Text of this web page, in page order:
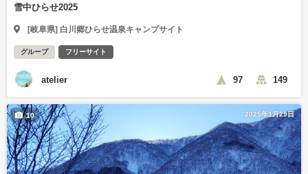
雪中ひらせ2025
[岐阜県] 白川郷ひらせ温泉キャンプサイト
グループ フリーサイト
atelier 97 149
2025年1月29日
10